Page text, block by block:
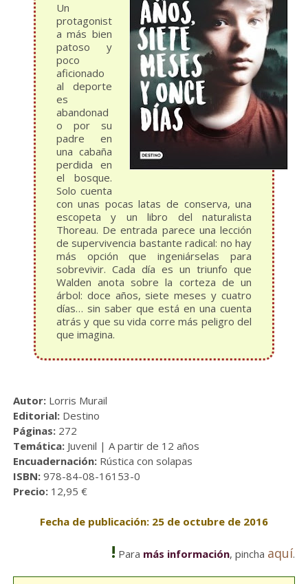
Un
protagonist
a más bien
patoso y
poco
aficionado
al deporte
es
abandonad
o por su
padre en
una cabaña
perdida en
el bosque.
Solo cuenta
con unas pocas latas de conserva, una
escopeta y un libro del naturalista
Thoreau. De entrada parece una lección
de supervivencia bastante radical: no hay
más opción que ingeniárselas para
sobrevivir. Cada día es un triunfo que
Walden anota sobre la corteza de un
árbol: doce años, siete meses y cuatro
días… sin saber que está en una cuenta
atrás y que su vida corre más peligro del
que imagina.
Autor: Lorris Murail
Editorial:Destino
Páginas:272
Temática:Juvenil | A partir de 12 años
Encuadernación:Rústica con solapas
ISBN: 978-84-08-16153-0
Precio:12,95 €
Fecha de publicación: 25 de octubre de 2016
! Para más información, pincha aquí.